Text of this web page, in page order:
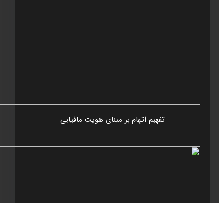
تفهيم اتهام بر مبنای هويت مافيايی